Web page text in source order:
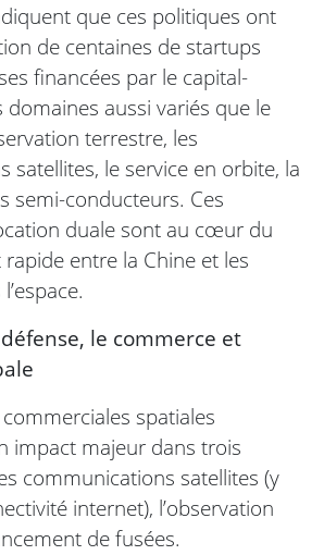
que ces politiques ont
de centaines de startups
financées par le capital-
domaines aussi variés que le
terrestre, les
satellites, le service en orbite, la
semi-conducteurs. Ces
duale sont au cœur du
entre la Chine et les
le commerce et
spatiales
impact majeur dans trois
communications satellites (y
internet), l’observation
de fusées.